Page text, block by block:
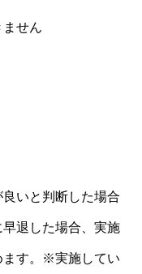
せん
いと判断した場合
退した場合、実施
す。 ※実施してい